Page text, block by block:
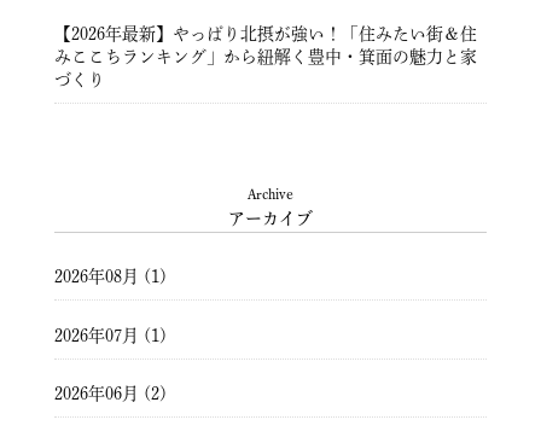
【2026年最新】やっぱり北摂が強い！「住みたい街＆住
みここちランキング」から紐解く豊中・箕面の魅力と家
づくり
Archive
アーカイブ
2026年08月 (1)
2026年07月 (1)
2026年06月 (2)